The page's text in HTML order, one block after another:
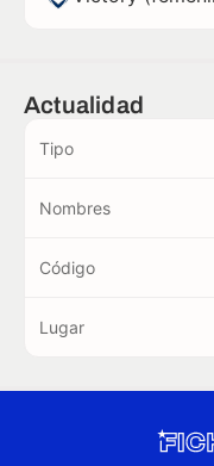
Actualidad
Tipo
Nombres
Código
Lugar